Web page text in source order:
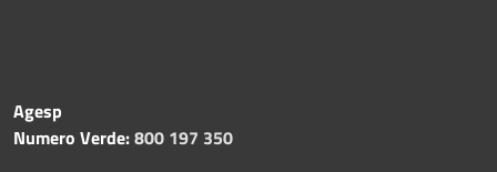
Agesp
Numero Verde:800 197 350